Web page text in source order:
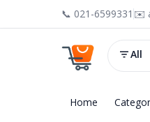
📞 021-6599331 ✉️
All
Home